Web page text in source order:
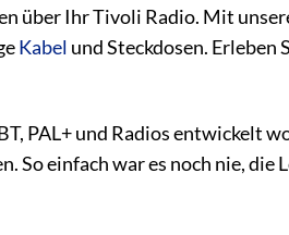
über Ihr Tivoli Radio. Mit
Kabel und Steckdosen.
PAL+ und Radios entwickelt
So einfach war es noch nie,